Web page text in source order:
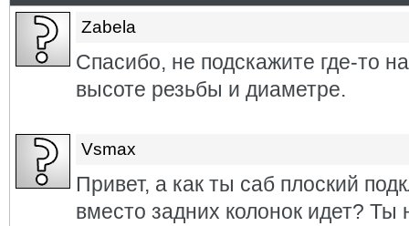
Zabela
Спасибо, не подскажите где-то
высоте резьбы и диаметре.
Vsmax
Привет, а как ты саб плоский
вместо задних колонок идет? Ты